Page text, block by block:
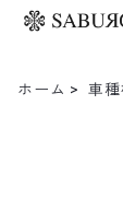
ホーム 車